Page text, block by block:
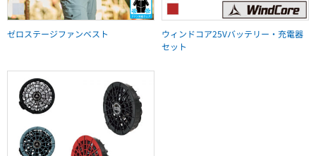
ゼロステージファンベスト
ウィンドコア25Vバッテリー・充電器
セット